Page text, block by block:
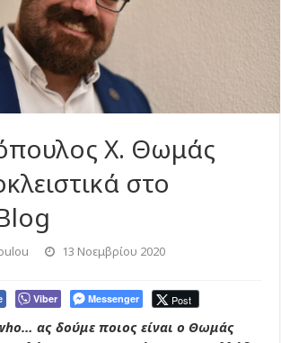
Χ. Θωμάς
στο
13 Νοεμβρίου 2020
Viber Messenger Post
ας δούμε ποιος είναι ο Θωμάς